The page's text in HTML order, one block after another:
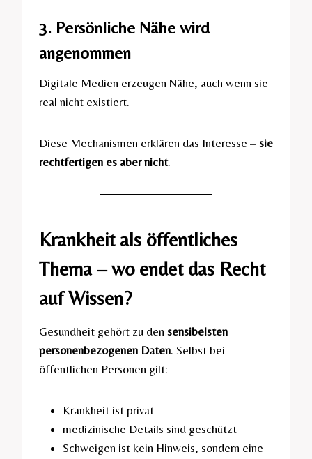
3. Persönliche Nähe wird
angenommen
Digitale Medien erzeugen Nähe, auch wenn sie
real nicht existiert.
Diese Mechanismen erklären das Interesse – sie
rechtfertigen es aber nicht.
Krankheit als öffentliches
Thema – wo endet das Recht
auf Wissen?
Gesundheit gehört zu den sensibelsten
personenbezogenen Daten. Selbst bei
öffentlichen Personen gilt:
Krankheit ist privat
medizinische Details sind geschützt
Schweigen ist kein Hinweis, sondern eine